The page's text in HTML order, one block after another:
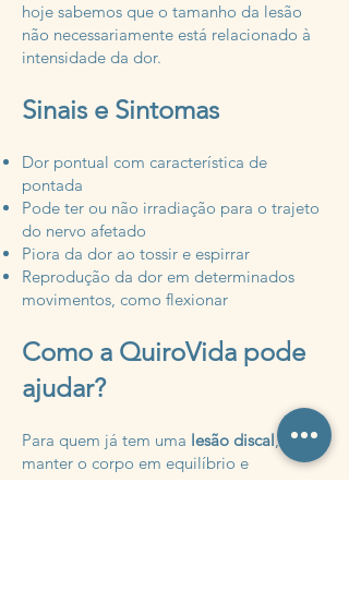
hoje sabemos que o tamanho da lesão
não necessariamente está relacionado à
intensidade da dor.
Sinais e Sintomas
Dor pontual com característica de
pontada
Pode ter ou não irradiação para o trajeto
do nervo afetado
Piora da dor ao tossir e espirrar
Reprodução da dor em determinados
movimentos, como flexionar
Como a QuiroVida pode
ajudar?
Para quem já tem uma lesão discal,
manter o corpo em equilíbrio e